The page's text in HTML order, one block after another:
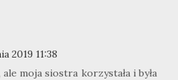
2019 11:38
ale moja siostra korzystała i była